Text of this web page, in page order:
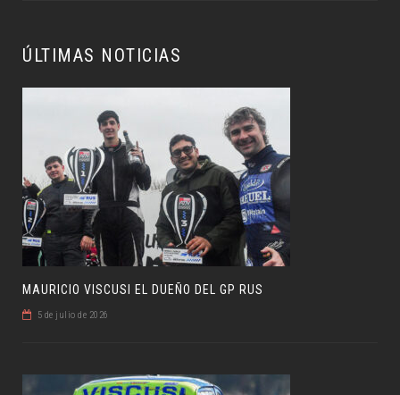
ÚLTIMAS NOTICIAS
MAURICIO VISCUSI EL DUEÑO DEL GP RUS
5 de julio de 2026